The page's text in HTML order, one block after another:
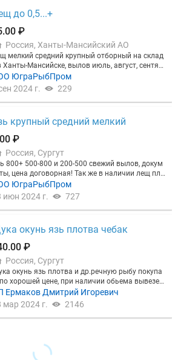
до 0,5...+
₽
Россия, Ханты-Мансийский АО
мелкий средний крупный отборный на склад
Ханты-Мансийске, вылов июль, август, сентяб
Звоните!
ЮграРыбПром
2024 г.
229
крупный средний мелкий
₽
Россия, Сургут
800+ 500-800 и 200-500 свежий вылов, докум
цена договорная! Так же в наличии лещ пло
щука сырок ряпушка. Актуальные обьемы и ц
уточняйте п о телефону. Ждем ваших звонко
ЮграРыбПром
июн 2024 г.
727
окунь язь плотва чебак
₽
Россия, Сургут
окунь язь плотва и др.речную рыбу покупа
хорошей цене, при наличии обьема вывезем
ЯНАО) активным рыбакам особые ус
сотрудничества. Приемные пункты есть в с
и ханты-мансийском, октябрьском рай
Звоните или пиши Viber Whats App Telegram!
Ермаков Дмитрий Игоревич
мар 2024 г.
2146